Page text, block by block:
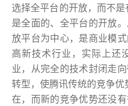
选择全平台的开放，而不
是全面的、全平台的开放
放平台为中心，是商业模
高新技术行业，实际上还
业，从完全的技术封闭走
转型，使腾讯传统的竞争
在，而新的竞争优势还没